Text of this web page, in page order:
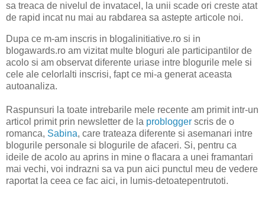
sa treaca de nivelul de invatacel, la unii scade ori creste atat
de rapid incat nu mai au rabdarea sa astepte articole noi.
Dupa ce m-am inscris in blogalinitiative.ro si in
blogawards.ro am vizitat multe bloguri ale participantilor de
acolo si am observat diferente uriase intre blogurile mele si
cele ale celorlalti inscrisi, fapt ce mi-a generat aceasta
autoanaliza.
Raspunsuri la toate intrebarile mele recente am primit intr-un
articol primit prin newsletter de la problogger scris de o
romanca, Sabina, care trateaza diferente si asemanari intre
blogurile personale si blogurile de afaceri. Si, pentru ca
ideile de acolo au aprins in mine o flacara a unei framantari
mai vechi, voi indrazni sa va pun aici punctul meu de vedere
raportat la ceea ce fac aici, in lumis-detoatepentrutoti.